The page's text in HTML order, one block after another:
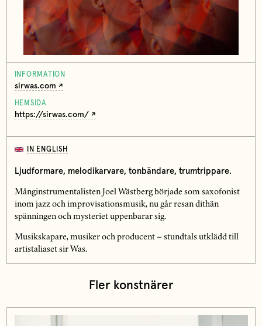
INFORMATION
sirwas.com
HEMSIDA
https://sirwas.com/
IN ENGLISH
Ljudformare, melodikarvare, tonbändare, trumtrippare.
Månginstrumentalisten Joel Wästberg började som saxofonist
inom jazz och improvisationsmusik, nu går resan dithän
spänningen och mysteriet uppenbarar sig.
Musikskapare, musiker och producent – stundtals utklädd till
artistaliaset sir Was.
Fler konstnärer